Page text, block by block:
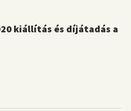
kiállítás és díjátadás a